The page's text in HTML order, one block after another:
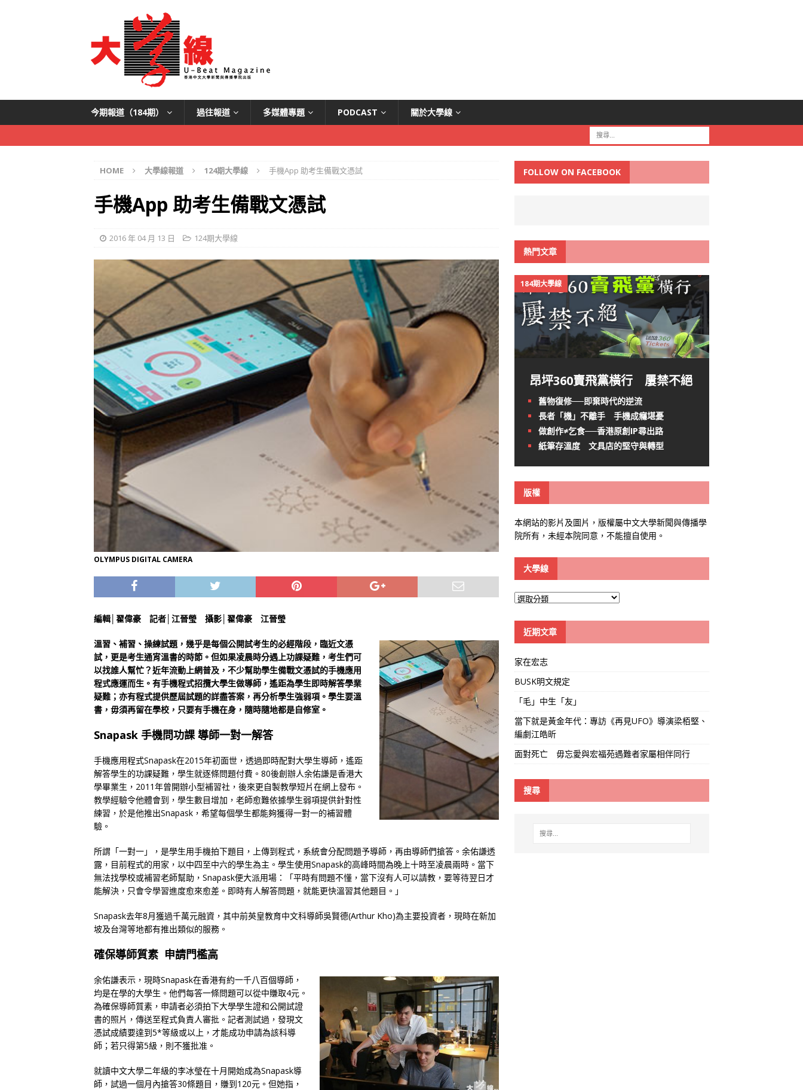
今期報道（184期） 過往報道 多媒體專題 PODCAST 關於大學線
HOME 大學線報道 124期大學線 手機App 助考生備戰文憑試
手機App 助考生備戰文憑試
2016 年 04 月 13 日 124期大學線
OLYMPUS DIGITAL CAMERA
編輯│翟偉豪 記者│江晉瑩 攝影│翟偉豪 江晉瑩
溫習、補習、操練試題，幾乎是每個公開試考生的必經階段，臨近文憑
試，更是考生通宵溫書的時節。但如果凌晨時分遇上功課疑難，考生們可
以找誰人幫忙？近年流動上網普及，不少幫助學生備戰文憑試的手機應用
程式應運而生。有手機程式招攬大學生做導師，遙距為學生即時解答學業
疑難；亦有程式提供歷屆試題的詳盡答案，再分析學生強弱項。學生要溫
書，毋須再留在學校，只要有手機在身，隨時隨地都是自修室。
Snapask 手機問功課 導師一對一解答
手機應用程式Snapask在2015年初面世，透過即時配對大學生導師，遙距
解答學生的功課疑難，學生就逐條問題付費。80後創辦人余佑謙是香港大
學畢業生，2011年曾開辦小型補習社，後來更自製教學短片在網上發布。
教學經驗令他體會到，學生數目增加，老師愈難依據學生弱項提供針對性
練習，於是他推出Snapask，希望每個學生都能夠獲得一對一的補習體
驗。
所謂「一對一」，是學生用手機拍下題目，上傳到程式，系統會分配問題予導師，再由導師們搶答。余佑謙透
露，目前程式的用家，以中四至中六的學生為主。學生使用Snapask的高峰時間為晚上十時至凌晨兩時。當下
無法找學校或補習老師幫助，Snapask便大派用場：「平時有問題不懂，當下沒有人可以請教，要等待翌日才
能解決，只會令學習進度愈來愈差。即時有人解答問題，就能更快溫習其他題目。」
Snapask去年8月獲過千萬元融資，其中前英皇教育中文科導師吳賢德(Arthur Kho)為主要投資者，現時在新加
坡及台灣等地都有推出類似的服務。
確保導師質素 申請門檻高
余佑謙表示，現時Snapask在香港有約一千八百個導師，
均是在學的大學生。他們每答一條問題可以從中賺取4元。
為確保導師質素，申請者必須拍下大學學生證和公開試證
書的照片，傳送至程式負責人審批。記者測試過，發現文
憑試成績要達到5*等級或以上，才能成功申請為該科導
師；若只得第5級，則不獲批准。
就讀中文大學二年級的李冰瑩在十月開始成為Snapask導
師，試過一個月內搶答30條題目，賺到120元。但她指，
FOLLOW ON FACEBOOK
熱門文章
184期大學線
昂坪360賣飛黨橫行 屢禁不絕
舊物復修──即棄時代的逆流
長者「機」不離手 手機成癮堪憂
做創作≠乞食──香港原創IP尋出路
紙筆存溫度 文具店的堅守與轉型
版權
本網站的影片及圖片，版權屬中文大學新聞與傳播學
院所有，未經本院同意，不能擅自使用。
大學線
大
線
近期文章
家在宏志
BUSK明文規定
「毛」中生「友」
當下就是黃金年代：專訪《再見UFO》導演梁栢堅、
編劇江皓昕
面對死亡 毋忘愛與宏福苑遇難者家屬相伴同行
搜尋